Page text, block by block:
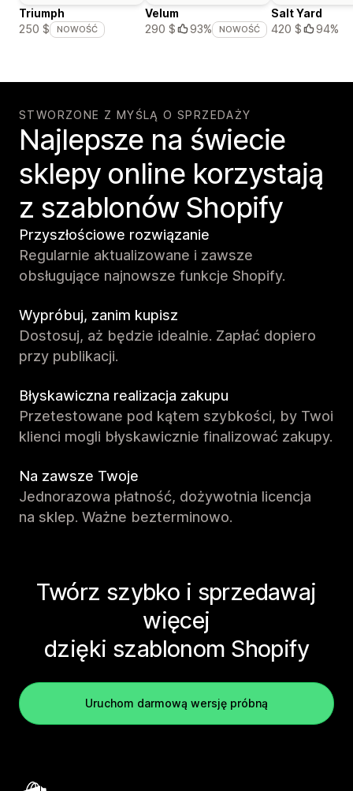
Triumph
250 $
NOWOŚĆ
Velum
290 $
93% NOWOŚĆ
Salt Yard
420 $
94%
STWORZONE Z MYŚLĄ O SPRZEDAŻY
Najlepsze na świecie
sklepy online korzystają
z szablonów Shopify
Przyszłościowe rozwiązanie
Regularnie aktualizowane i zawsze
obsługujące najnowsze funkcje Shopify.
Wypróbuj, zanim kupisz
Dostosuj, aż będzie idealnie. Zapłać dopiero
przy publikacji.
Błyskawiczna realizacja zakupu
Przetestowane pod kątem szybkości, by Twoi
klienci mogli błyskawicznie finalizować zakupy.
Na zawsze Twoje
Jednorazowa płatność, dożywotnia licencja
na sklep. Ważne bezterminowo.
Twórz szybko i sprzedawaj
więcej
dzięki szablonom Shopify
Uruchom darmową wersję próbną